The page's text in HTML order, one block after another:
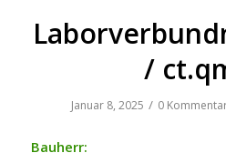
/
Januar 8, 2025 / 0
Bauherr: